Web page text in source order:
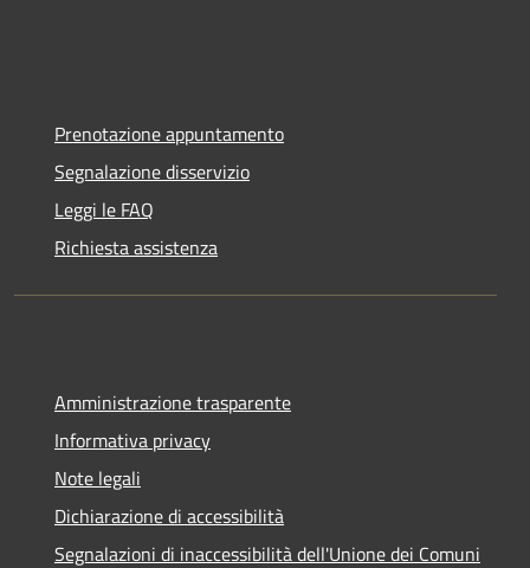
Prenotazione appuntamento
Segnalazione disservizio
Leggi le FAQ
Richiesta assistenza
Amministrazione trasparente
Informativa privacy
Note legali
Dichiarazione di accessibilità
Segnalazioni di inaccessibilità dell'Unione dei Comuni